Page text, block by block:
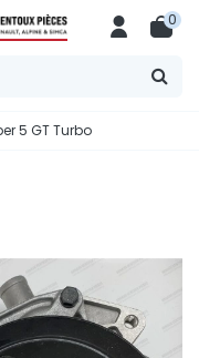
0
5 GT Turbo